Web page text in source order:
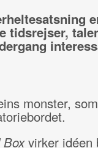
tidsrejser,
monster,
virker